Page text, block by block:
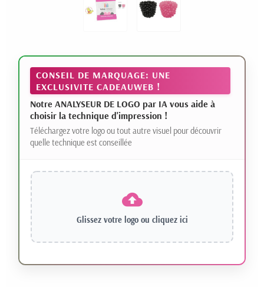
CONSEIL DE MARQUAGE: UNE
EXCLUSIVITE CADEAUWEB !
Notre ANALYSEUR DE LOGO par IA vous aide à
choisir la technique d'impression !
Téléchargez votre logo ou tout autre visuel pour découvrir
quelle technique est conseillée
Glissez votre logo ou cliquez ici